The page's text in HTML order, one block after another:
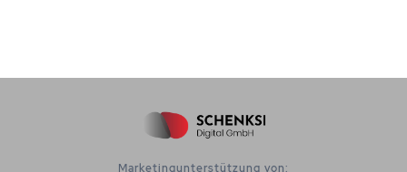
Marketingunterstützung von: